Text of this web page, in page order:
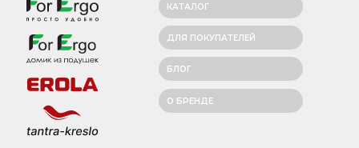
КАТАЛОГ
ДЛЯ ПОКУПАТЕЛЕЙ
БЛОГ
О БРЕНДЕ